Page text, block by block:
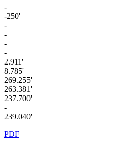
-
-250'
-
-
-
-
2.911'
8.785'
269.255'
263.381'
237.700'
-
239.040'
PDF